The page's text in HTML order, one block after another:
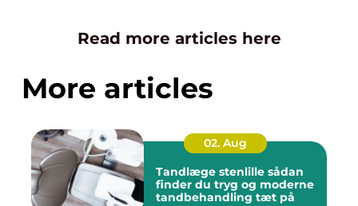
Read more articles here
More articles
02. Aug
Tandlæge stenlille sådan
finder du tryg og moderne
tandbehandling tæt på